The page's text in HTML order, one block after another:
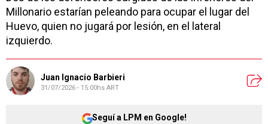
Millonario estarían peleando para ocupar el lugar del
Huevo, quien no jugará por lesión, en el lateral
izquierdo.
Juan Ignacio Barbieri
31/07/2026 - 15:00hs ART
Seguí a LPM en Google!